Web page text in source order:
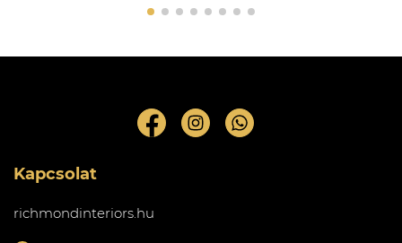
Kapcsolat
richmondinteriors.hu